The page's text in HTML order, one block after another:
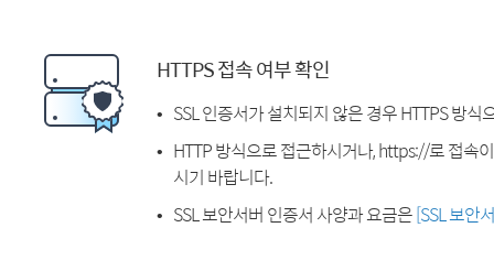
HTTPS 접속 여부 확인
SSL 인증서가 설치되지 않은 경우 HTTPS 방식
HTTP 방식으로 접근하시거나, https://로 접속
시기 바랍니다.
SSL 보안서버 인증서 사양과 요금은[SSL 보안